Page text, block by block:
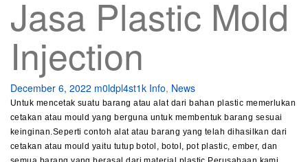
Jasa Plastic Mold
Injection
December 6, 2022 m0ldpl4st1k Info, News
Untuk mencetak suatu barang atau alat dari bahan plastic memerlukan
cetakan atau mould yang berguna untuk membentuk barang sesuai
keinginan.Seperti contoh alat atau barang yang telah dihasilkan dari
cetakan atau mould yaitu tutup botol, botol, pot plastic, ember, dan